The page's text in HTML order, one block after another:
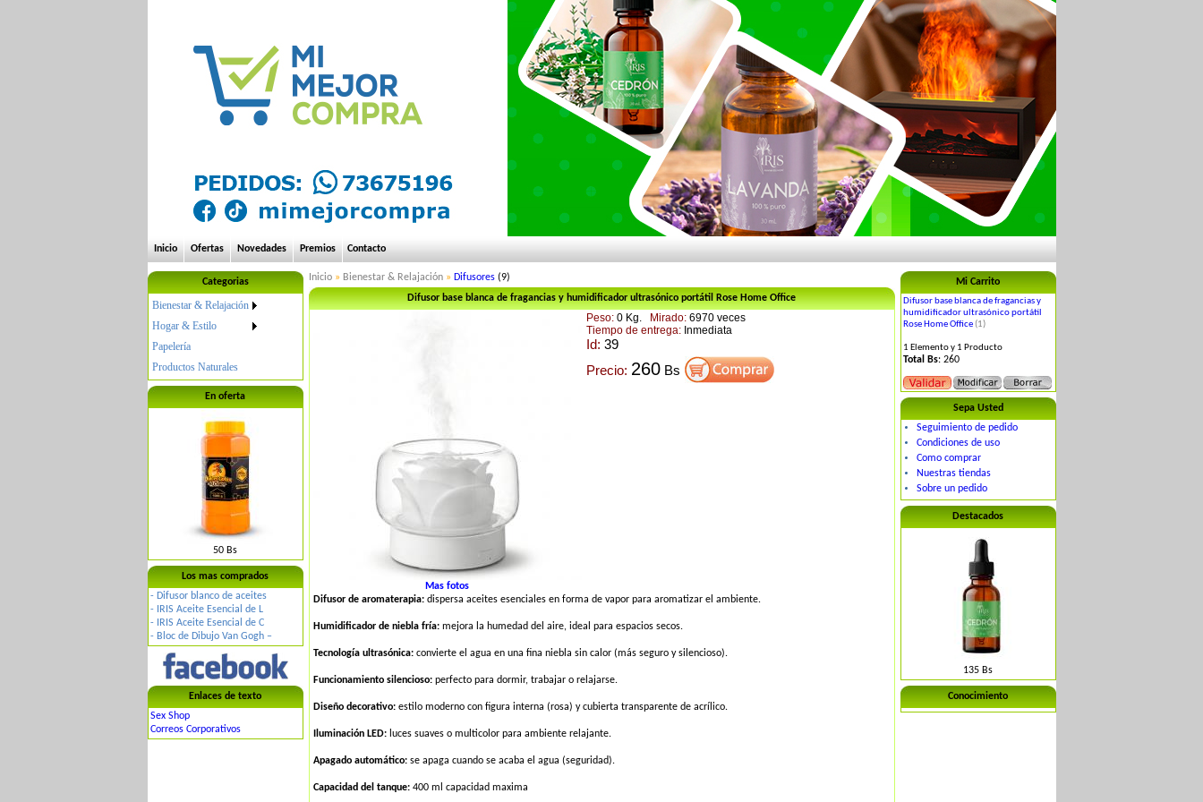
Inicio Ofertas Novedades Premios Contacto
Categorias
Bienestar & Relajación
Hogar & Estilo
Papelería
Productos Naturales
En oferta
50 Bs
Los mas comprados
- Difusor blanco de aceites
-
IRIS Aceite Esencial de L
-
IRIS Aceite Esencial de C
- Bloc de Dibujo Van Gogh –
Enlaces de texto
Sex Shop
Correos Corporativos
Inicio» Bienestar & Relajación» Difusores(9)
Difusor base blanca de fragancias y humidificador ultrasónico portátil Rose Home Office
Peso: 0 Kg. Mirado: 6970 veces
Tiempo de entrega: Inmediata
Id: 39
Precio: 260Bs
Mas fotos
Difusor de aromaterapia:dispersa aceites esenciales en forma de vapor para aromatizar el ambiente.
Humidificador de niebla fría:mejora la humedad del aire, ideal para espacios secos.
Tecnología ultrasónica:convierte el agua en una fina niebla sin calor (más seguro y silencioso).
Funcionamiento silencioso:perfecto para dormir, trabajar o relajarse.
Diseño decorativo:estilo moderno con figura interna (rosa) y cubierta transparente de acrílico.
Iluminación LED:luces suaves o multicolor para ambiente relajante.
Apagado automático:se apaga cuando se acaba el agua (seguridad).
Capacidad del tanque:400 ml capacidad maxima
Mi Carrito
Difusor base blanca de fragancias y
humidificador ultrasónico portátil
Rose Home Office (1)
1 Elemento y 1 Producto
Total Bs: 260
Sepa Usted
Seguimiento de pedido
Condiciones de uso
Como comprar
Nuestras tiendas
Sobre un pedido
Destacados
135 Bs
Conocimiento